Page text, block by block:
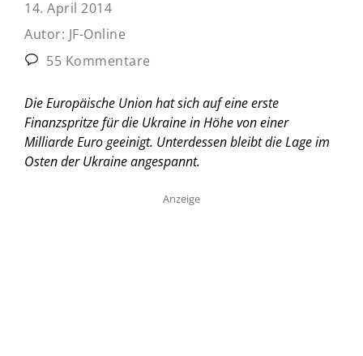
14. April 2014
Autor: JF-Online
55 Kommentare
Die Europäische Union hat sich auf eine erste
Finanzspritze für die Ukraine in Höhe von einer
Milliarde Euro geeinigt. Unterdessen bleibt die Lage im
Osten der Ukraine angespannt.
Anzeige